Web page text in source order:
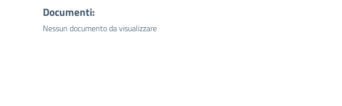
Documenti:
Nessun documento da visualizzare